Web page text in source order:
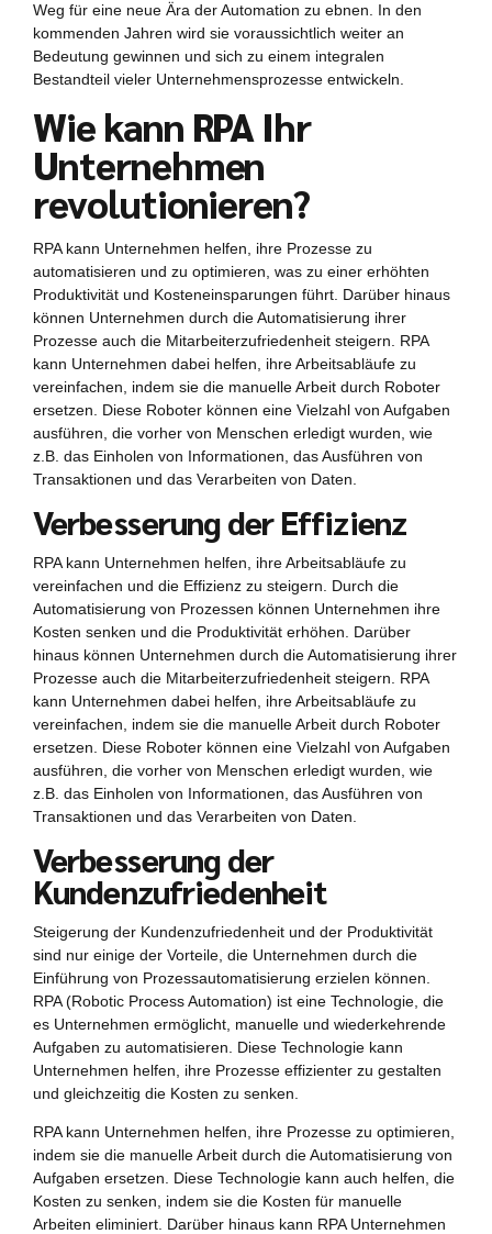
Weg für eine neue Ära der Automation zu ebnen. In den
kommenden Jahren wird sie voraussichtlich weiter an
Bedeutung gewinnen und sich zu einem integralen
Bestandteil vieler Unternehmensprozesse entwickeln.
Wie kann RPA Ihr
Unternehmen
revolutionieren?
RPA kann Unternehmen helfen, ihre Prozesse zu
automatisieren und zu optimieren, was zu einer erhöhten
Produktivität und Kosteneinsparungen führt. Darüber hinaus
können Unternehmen durch die Automatisierung ihrer
Prozesse auch die Mitarbeiterzufriedenheit steigern. RPA
kann Unternehmen dabei helfen, ihre Arbeitsabläufe zu
vereinfachen, indem sie die manuelle Arbeit durch Roboter
ersetzen. Diese Roboter können eine Vielzahl von Aufgaben
ausführen, die vorher von Menschen erledigt wurden, wie
z.B. das Einholen von Informationen, das Ausführen von
Transaktionen und das Verarbeiten von Daten.
Verbesserung der Effizienz
RPA kann Unternehmen helfen, ihre Arbeitsabläufe zu
vereinfachen und die Effizienz zu steigern. Durch die
Automatisierung von Prozessen können Unternehmen ihre
Kosten senken und die Produktivität erhöhen. Darüber
hinaus können Unternehmen durch die Automatisierung ihrer
Prozesse auch die Mitarbeiterzufriedenheit steigern. RPA
kann Unternehmen dabei helfen, ihre Arbeitsabläufe zu
vereinfachen, indem sie die manuelle Arbeit durch Roboter
ersetzen. Diese Roboter können eine Vielzahl von Aufgaben
ausführen, die vorher von Menschen erledigt wurden, wie
z.B. das Einholen von Informationen, das Ausführen von
Transaktionen und das Verarbeiten von Daten.
Verbesserung der
Kundenzufriedenheit
Steigerung der Kundenzufriedenheit und der Produktivität
sind nur einige der Vorteile, die Unternehmen durch die
Einführung von Prozessautomatisierung erzielen können.
RPA (Robotic Process Automation) ist eine Technologie, die
es Unternehmen ermöglicht, manuelle und wiederkehrende
Aufgaben zu automatisieren. Diese Technologie kann
Unternehmen helfen, ihre Prozesse effizienter zu gestalten
und gleichzeitig die Kosten zu senken.
RPA kann Unternehmen helfen, ihre Prozesse zu optimieren,
indem sie die manuelle Arbeit durch die Automatisierung von
Aufgaben ersetzen. Diese Technologie kann auch helfen, die
Kosten zu senken, indem sie die Kosten für manuelle
Arbeiten eliminiert. Darüber hinaus kann RPA Unternehmen